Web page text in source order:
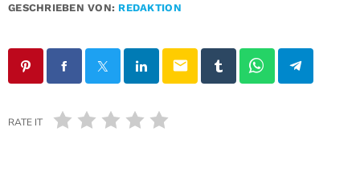
GESCHRIEBEN VON: REDAKTION
email
RATE IT